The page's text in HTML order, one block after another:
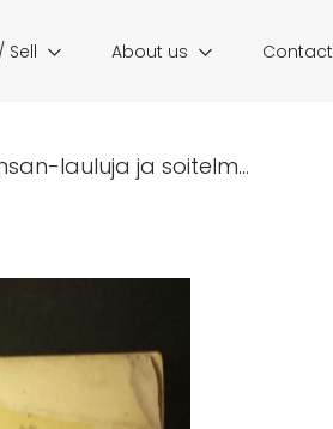
Sell About us Contact
lauluja ja soitelm...